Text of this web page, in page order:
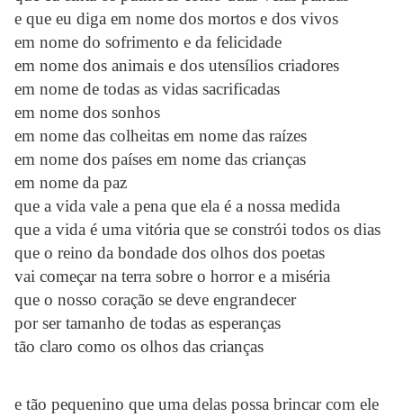
e que eu diga em nome dos mortos e dos vivos
em nome do sofrimento e da felicidade
em nome dos animais e dos utensílios criadores
em nome de todas as vidas sacrificadas
em nome dos sonhos
em nome das colheitas em nome das raízes
em nome dos países em nome das crianças
em nome da paz
que a vida vale a pena que ela é a nossa medida
que a vida é uma vitória que se constrói todos os dias
que o reino da bondade dos olhos dos poetas
vai começar na terra sobre o horror e a miséria
que o nosso coração se deve engrandecer
por ser tamanho de todas as esperanças
tão claro como os olhos das crianças
e tão pequenino que uma delas possa brincar com ele